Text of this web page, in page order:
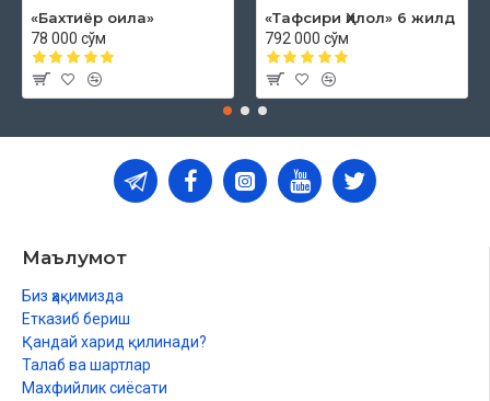
«Бахтиёр оила»
78 000 сўм
«Тафсири Ҳилол» 6 жилд
792 000 сўм
Маълумот
Биз ҳақимизда
Етказиб бериш
Қандай харид қилинади?
Талаб ва шартлар
Махфийлик сиёсати